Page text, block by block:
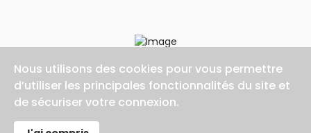
Nous utilisons des cookies pour vous permettre
d’utiliser les principales fonctionnalités du site et
de sécuriser votre connexion.